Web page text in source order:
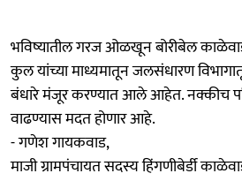
भविष्यातील गरज ओळखून बोरीबेल
कुल यांच्या माध्यमातून जलसंधारण
बंधारे मंजूर करण्यात आले आहेत. नक्कीच
वाढण्यास मदत होणार आहे.
- गणेश गायकवाड,
माजी ग्रामपंचायत सदस्य हिंगणीबेर्डी